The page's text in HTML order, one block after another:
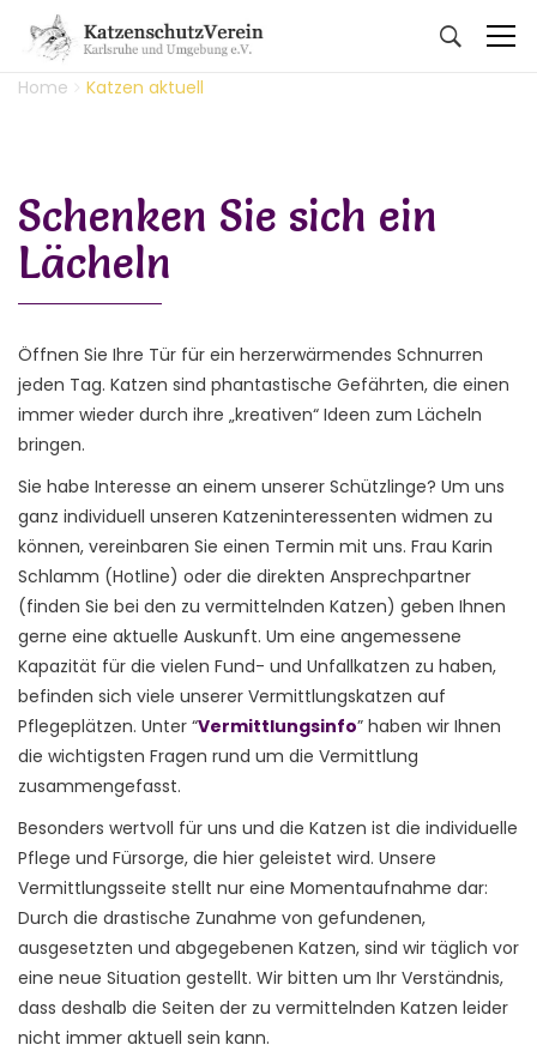
Home Katzen aktuell
Schenken Sie sich ein
Lächeln
Öffnen Sie Ihre Tür für ein herzerwärmendes Schnurren
jeden Tag. Katzen sind phantastische Gefährten, die einen
immer wieder durch ihre „kreativen“ Ideen zum Lächeln
bringen.
Sie habe Interesse an einem unserer Schützlinge? Um uns
ganz individuell unseren Katzeninteressenten widmen zu
können, vereinbaren Sie einen Termin mit uns. Frau Karin
Schlamm (Hotline) oder die direkten Ansprechpartner
(finden Sie bei den zu vermittelnden Katzen) geben Ihnen
gerne eine aktuelle Auskunft. Um eine angemessene
Kapazität für die vielen Fund- und Unfallkatzen zu haben,
befinden sich viele unserer Vermittlungskatzen auf
Pflegeplätzen. Unter “Vermittlungsinfo” haben wir Ihnen
die wichtigsten Fragen rund um die Vermittlung
zusammengefasst.
Besonders wertvoll für uns und die Katzen ist die individuelle
Pflege und Fürsorge, die hier geleistet wird. Unsere
Vermittlungsseite stellt nur eine Momentaufnahme dar:
Durch die drastische Zunahme von gefundenen,
ausgesetzten und abgegebenen Katzen, sind wir täglich vor
eine neue Situation gestellt. Wir bitten um Ihr Verständnis,
dass deshalb die Seiten der zu vermittelnden Katzen leider
nicht immer aktuell sein kann.